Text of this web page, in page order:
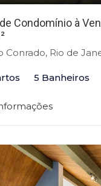
Condomínio à
Conrado, Rio de
5 Banheiros